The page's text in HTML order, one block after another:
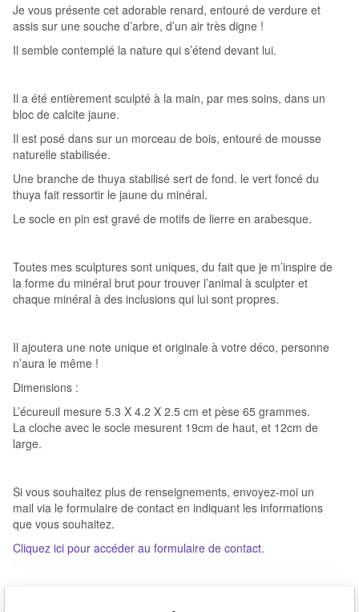
Je vous présente cet adorable renard, entouré de verdure et
assis sur une souche d’arbre, d’un air très digne !
Il semble contemplé la nature qui s’étend devant lui.
Il a été entièrement sculpté à la main, par mes soins, dans un
bloc de calcite jaune.
Il est posé dans sur un morceau de bois, entouré de mousse
naturelle stabilisée.
Une branche de thuya stabilisé sert de fond. le vert foncé du
thuya fait ressortir le jaune du minéral.
Le socle en pin est gravé de motifs de lierre en arabesque.
Toutes mes sculptures sont uniques, du fait que je m’inspire de
la forme du minéral brut pour trouver l’animal à sculpter et
chaque minéral à des inclusions qui lui sont propres.
Il ajoutera une note unique et originale à votre déco, personne
n’aura le même !
Dimensions :
L’écureuil mesure 5.3 X 4.2 X 2.5 cm et pèse 65 grammes.
La cloche avec le socle mesurent 19cm de haut, et 12cm de
large.
Si vous souhaitez plus de renseignements, envoyez-moi un
mail via le formulaire de contact en indiquant les informations
que vous souhaitez.
Cliquez ici pour accéder au formulaire de contact.